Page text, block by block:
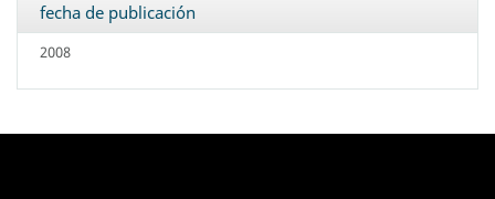
fecha de publicación
2008